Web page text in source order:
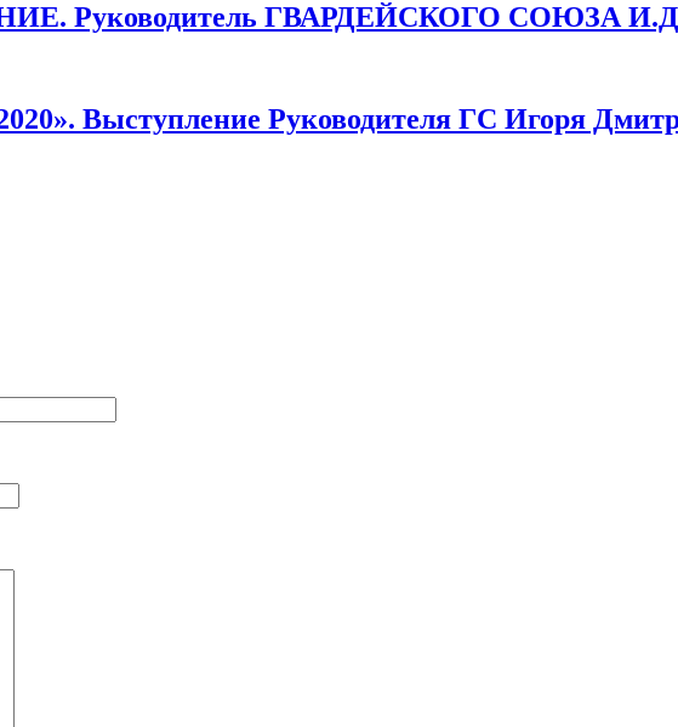
Руководитель ГВАРДЕЙСКОГО СОЮЗА
Выступление Руководителя ГС Игоря